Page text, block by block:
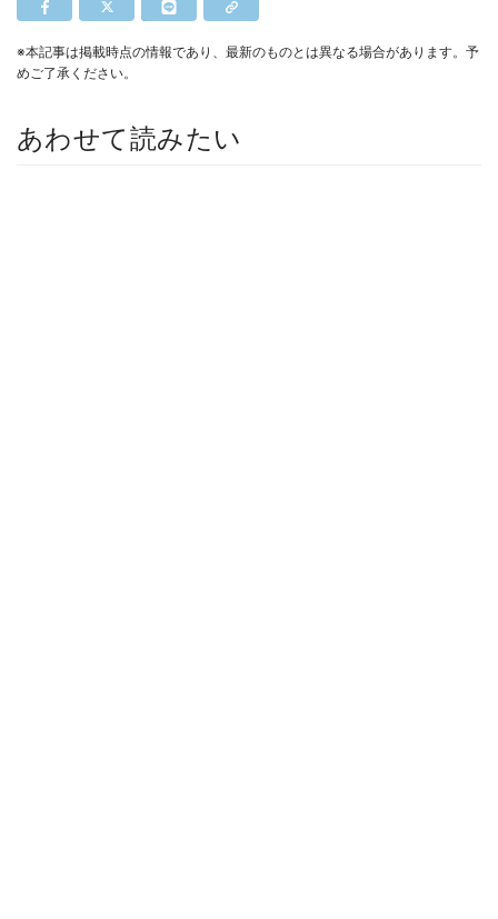
※本記事は掲載時点の情報であり、最新のものとは異なる場合があります。予
めご了承ください。
あわせて読みたい